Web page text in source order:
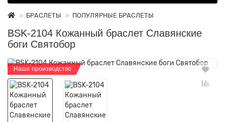
БРАСЛЕТЫ ПОПУЛЯРНЫЕ БРАСЛЕТЫ
BSK-2104 Кожанный браслет Славянские
боги Святобор
Наше производство